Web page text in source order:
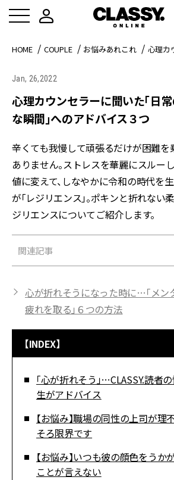
HOME COUPLE お悩みあれこれ 心理カ
Jan, 26,2022
心理カウンセラーに聞いた「日
な瞬間」へのアドバイス３つ
辛くても我慢して頑張るだけが困難を
ありません。ストレスを華麗にスルー
値に変えて、しなやかに令和の時代を
が「レジリエンス」。ポキンと折れな
ジリエンスについてご紹介します。
関連記事
心が折れそうになった時に…「メン
疲れを取る」６つの方法
【INDEX】
「心が折れそう」…CLASSY.読者
生がアドバイス
【お悩み】職場の同性の上司が理
そろ限界です
【お悩み】いつも彼の顔色をうか
ことが言えない